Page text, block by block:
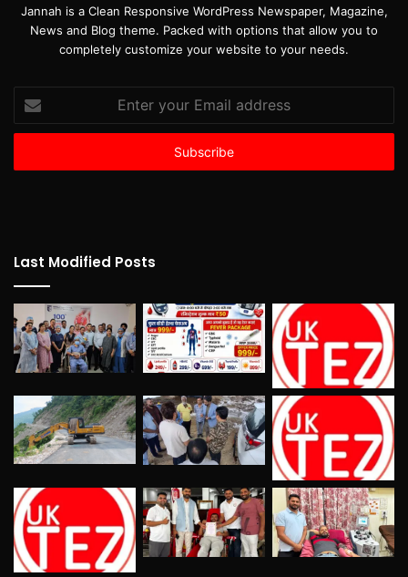
Jannah is a Clean Responsive WordPress Newspaper, Magazine,
News and Blog theme. Packed with options that allow you to
completely customize your website to your needs.
Enter
your
Email
Last Modified Posts